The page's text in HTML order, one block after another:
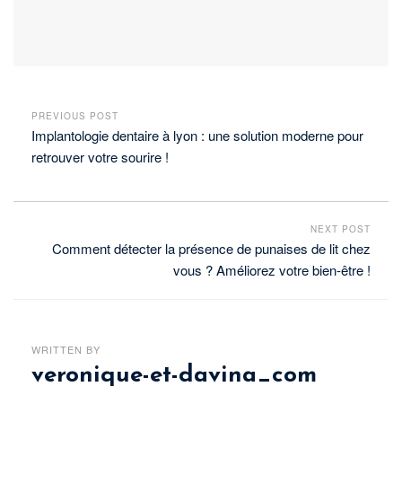
PREVIOUS POST
Implantologie dentaire à lyon : une solution moderne pour
retrouver votre sourire !
NEXT POST
Comment détecter la présence de punaises de lit chez
vous ? Améliorez votre bien-être !
WRITTEN BY
veronique-et-davina_com